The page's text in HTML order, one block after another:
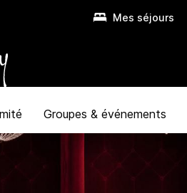
Mes séjours
Groupes & événements